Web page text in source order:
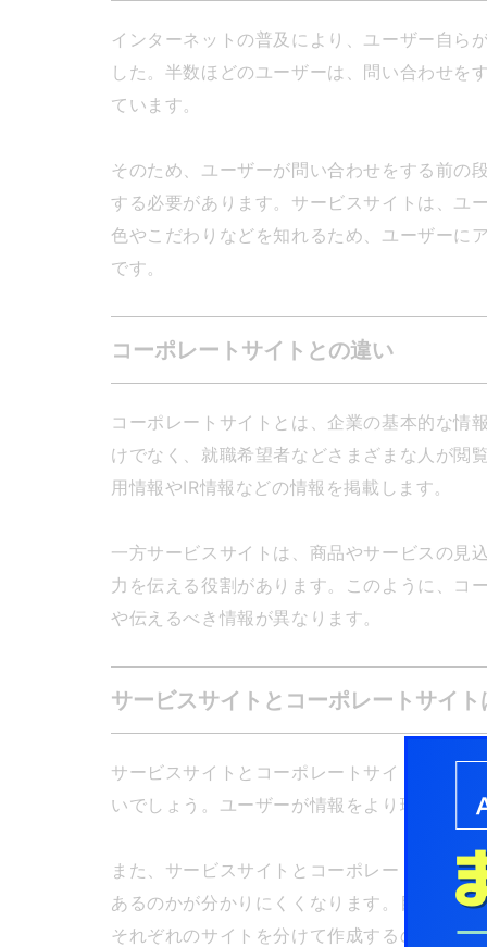
インターネットの普及により、ユーザー自ら
した。半数ほどのユーザーは、問い合わせを
ています。
そのため、ユーザーが問い合わせをする前の
する必要があります。サービスサイトは、ユ
色やこだわりなどを知れるため、ユーザーに
です。
コーポレートサイトとの違い
コーポレートサイトとは、企業の基本的な情
けでなく、就職希望者などさまざまな人が閲
用情報やIR情報などの情報を掲載します。
一方サービスサイトは、商品やサービスの見
力を伝える役割があります。このように、コ
や伝えるべき情報が異なります。
サービスサイトとコーポレートサイ
サービスサイトとコーポレートサイトは、タ
いでしょう。ユーザーが情報をより理解しや
また、サービスサイトとコーポレートサイト
あるのかが分かりにくくなります。目的の情
それぞれのサイトを分けて作成するのがおす